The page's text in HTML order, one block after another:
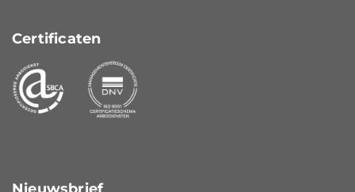
Certificaten